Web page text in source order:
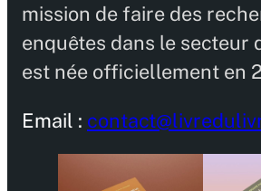
mission de faire des
enquêtes dans le secteur
est née officiellement en
Email :